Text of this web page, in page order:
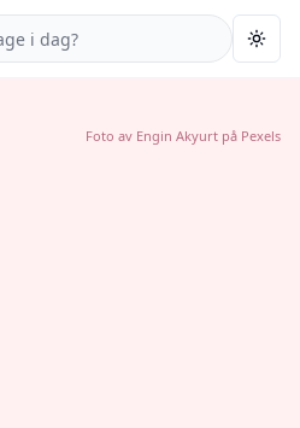
Foto av Engin Akyurt på Pexels